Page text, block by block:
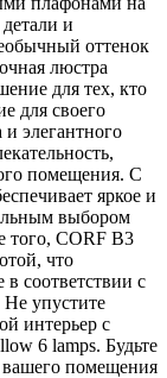
и
оттенок
люстра
для тех, кто
для своего
и элегантного
помещения. С
яркое и
выбором
того, CORF B3
что
в соответствии с
упустите
интерьер с
6 lamps. Будьте
вашего помещения